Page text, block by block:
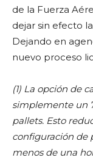
de la Fuerza
dejar sin efecto
Dejando en
nuevo proceso
(1) La opción de
simplemente un
pallets. Esto
configuración de
menos de una